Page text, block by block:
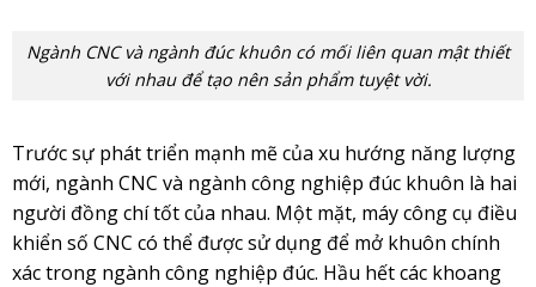
Ngành CNC và ngành đúc khuôn có mối liên quan mật thiết
với nhau để tạo nên sản phẩm tuyệt vời.
Trước sự phát triển mạnh mẽ của xu hướng năng lượng
mới, ngành CNC và ngành công nghiệp đúc khuôn là hai
người đồng chí tốt của nhau. Một mặt, máy công cụ điều
khiển số CNC có thể được sử dụng để mở khuôn chính
xác trong ngành công nghiệp đúc. Hầu hết các khoang